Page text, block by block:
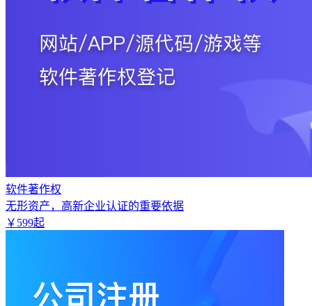
软件著作权
无形资产，高新企业认证的重要依据
￥ 599起